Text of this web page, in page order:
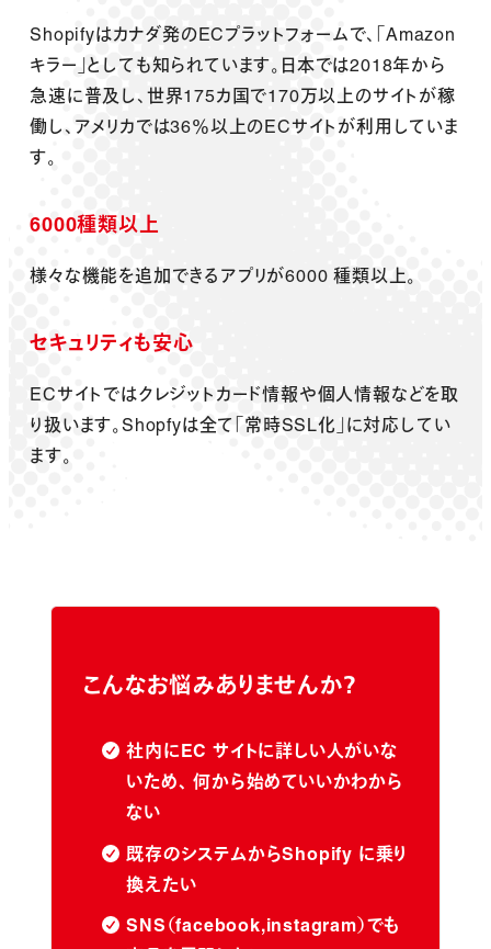
Shopifyはカナダ発のECプラットフォームで、「Amazon
キラー」としても知られています。日本では2018年から
急速に普及し、世界175カ国で170万以上のサイトが稼
働し、アメリカでは36％以上のECサイトが利用していま
す。
6000種類以上
様々な機能を追加できるアプリが6000 種類以上。
セキュリティも安心
ECサイトではクレジットカード情報や個人情報などを取
り扱います。Shopfyは全て「常時SSL化」に対応してい
ます。
こんなお悩みありませんか？
社内にEC サイトに詳しい人がいな
いため、 何から始めていいかわから
ない
既存のシステムからShopify に乗り
換えたい
SNS（facebook,instagram）でも